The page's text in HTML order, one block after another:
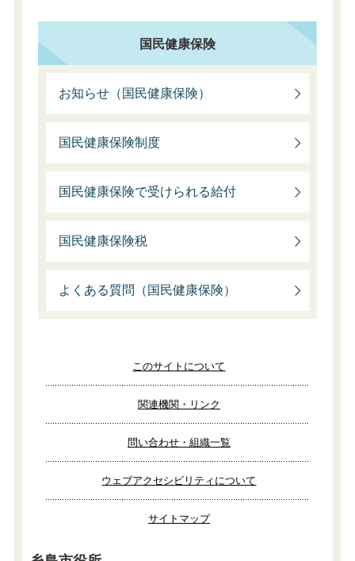
国民健康保険
お知らせ（国民健康保険）
国民健康保険制度
国民健康保険で受けられる給付
国民健康保険税
よくある質問（国民健康保険）
このサイトについて
関連機関・リンク
問い合わせ・組織一覧
ウェブアクセシビリティについて
サイトマップ